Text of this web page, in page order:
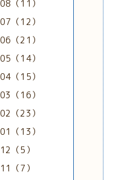
（11）
（12）
（21）
（14）
（15）
（16）
（23）
（13）
（5）
（7）